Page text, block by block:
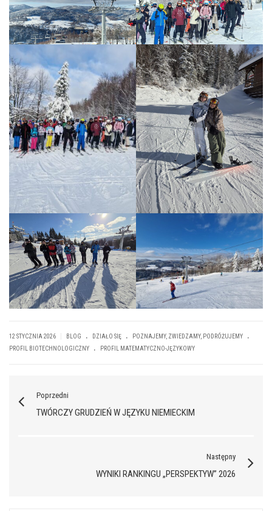
12 STYCZNIA 2026 BLOG . DZIAŁO SIĘ . POZNAJEMY, ZWIEDZAMY, PODRÓŻUJEMY .
PROFIL BIOTECHNOLOGICZNY . PROFIL MATEMATYCZNO-JĘZYKOWY
Poprzedni
TWÓRCZY GRUDZIEŃ W JĘZYKU NIEMIECKIM
Następny
WYNIKI RANKINGU „PERSPEKTYW” 2026